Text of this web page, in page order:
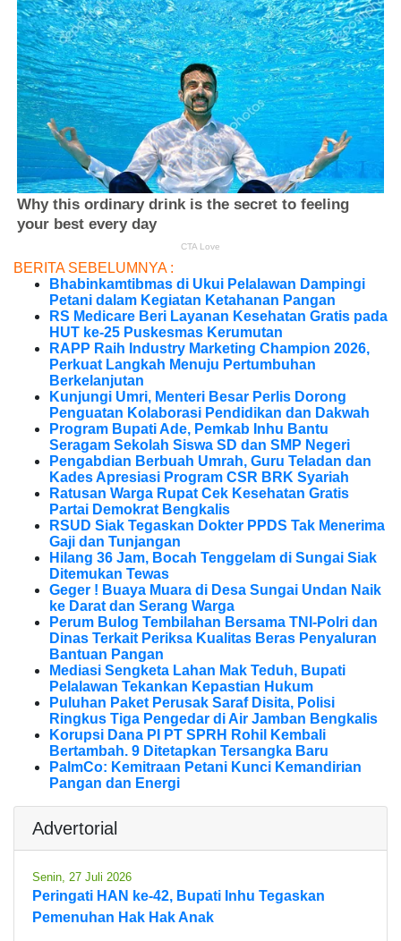
BERITA SEBELUMNYA :
Bhabinkamtibmas di Ukui Pelalawan Dampingi
Petani dalam Kegiatan Ketahanan Pangan
RS Medicare Beri Layanan Kesehatan Gratis pada
HUT ke-25 Puskesmas Kerumutan
RAPP Raih Industry Marketing Champion 2026,
Perkuat Langkah Menuju Pertumbuhan
Berkelanjutan
Kunjungi Umri, Menteri Besar Perlis Dorong
Penguatan Kolaborasi Pendidikan dan Dakwah
Program Bupati Ade, Pemkab Inhu Bantu
Seragam Sekolah Siswa SD dan SMP Negeri
Pengabdian Berbuah Umrah, Guru Teladan dan
Kades Apresiasi Program CSR BRK Syariah
Ratusan Warga Rupat Cek Kesehatan Gratis
Partai Demokrat Bengkalis
RSUD Siak Tegaskan Dokter PPDS Tak Menerima
Gaji dan Tunjangan
Hilang 36 Jam, Bocah Tenggelam di Sungai Siak
Ditemukan Tewas
Geger ! Buaya Muara di Desa Sungai Undan Naik
ke Darat dan Serang Warga
Perum Bulog Tembilahan Bersama TNI-Polri dan
Dinas Terkait Periksa Kualitas Beras Penyaluran
Bantuan Pangan
Mediasi Sengketa Lahan Mak Teduh, Bupati
Pelalawan Tekankan Kepastian Hukum
Puluhan Paket Perusak Saraf Disita, Polisi
Ringkus Tiga Pengedar di Air Jamban Bengkalis
Korupsi Dana PI PT SPRH Rohil Kembali
Bertambah. 9 Ditetapkan Tersangka Baru
PalmCo: Kemitraan Petani Kunci Kemandirian
Pangan dan Energi
Advertorial
Senin, 27 Juli 2026
Peringati HAN ke-42, Bupati Inhu Tegaskan
Pemenuhan Hak Hak Anak